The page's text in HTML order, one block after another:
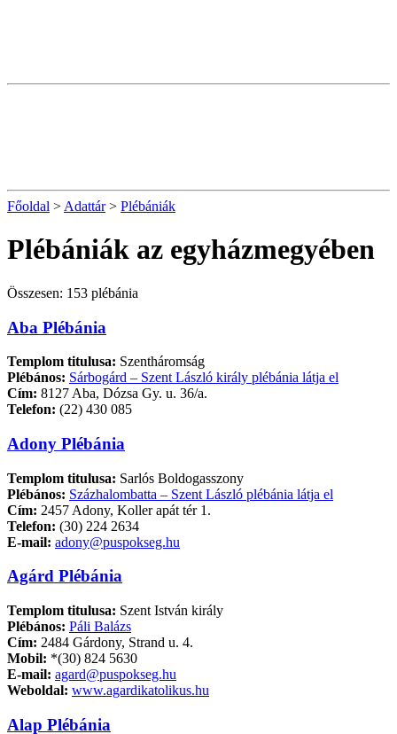
Főoldal > Adattár> Plébániák
Plébániák az egyházmegyében
Összesen: 153 plébánia
Aba Plébánia
Templom titulusa: Szentháromság
Plébános: Sárbogárd – Szent László király plébánia látja el
Cím: 8127 Aba, Dózsa Gy. u. 36/a.
Telefon: (22) 430 085
Adony Plébánia
Templom titulusa: Sarlós Boldogasszony
Plébános: Százhalombatta – Szent László plébánia látja el
Cím: 2457 Adony, Koller apát tér 1.
Telefon: (30) 224 2634
E-mail: adony@puspokseg.hu
Agárd Plébánia
Templom titulusa: Szent István király
Plébános: Páli Balázs
Cím: 2484 Gárdony, Strand u. 4.
Mobil: *(30) 824 5630
E-mail: agard@puspokseg.hu
Weboldal: www.agardikatolikus.hu
Alap Plébánia